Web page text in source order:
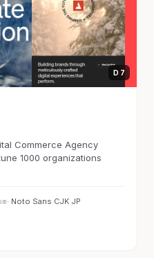
D 7
Commerce Agency
1000 organizations
· Noto Sans CJK JP